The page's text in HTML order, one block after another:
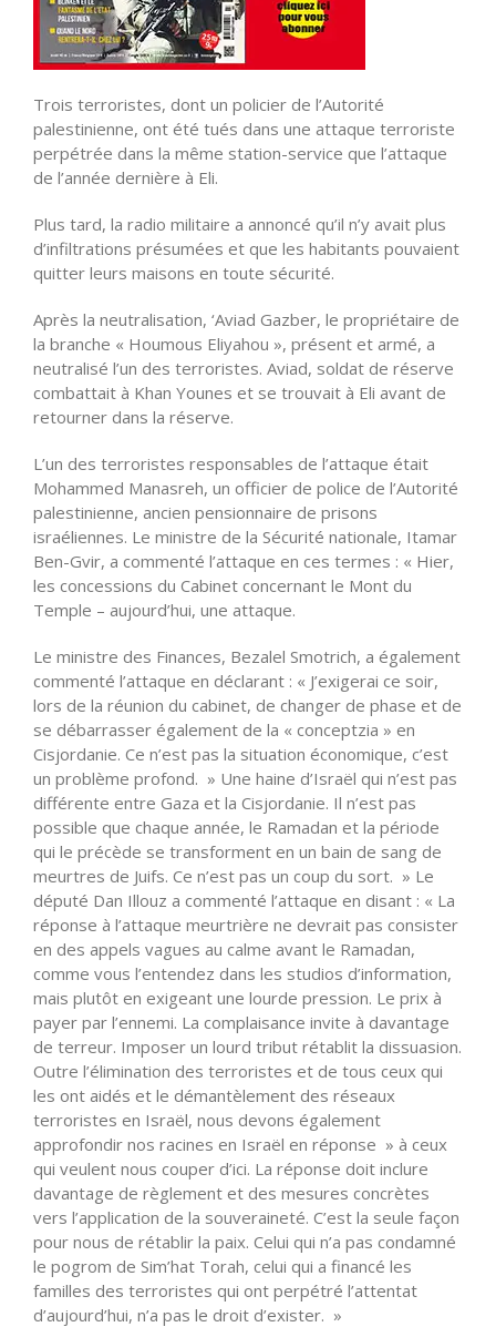
Trois terroristes, dont un policier de l’Autorité
palestinienne, ont été tués dans une attaque terroriste
perpétrée dans la même station-service que l’attaque
de l’année dernière à Eli.
Plus tard, la radio militaire a annoncé qu’il n’y avait plus
d’infiltrations présumées et que les habitants pouvaient
quitter leurs maisons en toute sécurité.
Après la neutralisation, ‘Aviad Gazber, le propriétaire de
la branche « Houmous Eliyahou », présent et armé, a
neutralisé l’un des terroristes. Aviad, soldat de réserve
combattait à Khan Younes et se trouvait à Eli avant de
retourner dans la réserve.
L’un des terroristes responsables de l’attaque était
Mohammed Manasreh, un officier de police de l’Autorité
palestinienne, ancien pensionnaire de prisons
israéliennes. Le ministre de la Sécurité nationale, Itamar
Ben-Gvir, a commenté l’attaque en ces termes : « Hier,
les concessions du Cabinet concernant le Mont du
Temple – aujourd’hui, une attaque.
Le ministre des Finances, Bezalel Smotrich, a également
commenté l’attaque en déclarant : « J’exigerai ce soir,
lors de la réunion du cabinet, de changer de phase et de
se débarrasser également de la « conceptzia » en
Cisjordanie. Ce n’est pas la situation économique, c’est
un problème profond. » Une haine d’Israël qui n’est pas
différente entre Gaza et la Cisjordanie. Il n’est pas
possible que chaque année, le Ramadan et la période
qui le précède se transforment en un bain de sang de
meurtres de Juifs. Ce n’est pas un coup du sort. » Le
député Dan Illouz a commenté l’attaque en disant : « La
réponse à l’attaque meurtrière ne devrait pas consister
en des appels vagues au calme avant le Ramadan,
comme vous l’entendez dans les studios d’information,
mais plutôt en exigeant une lourde pression. Le prix à
payer par l’ennemi. La complaisance invite à davantage
de terreur. Imposer un lourd tribut rétablit la dissuasion.
Outre l’élimination des terroristes et de tous ceux qui
les ont aidés et le démantèlement des réseaux
terroristes en Israël, nous devons également
approfondir nos racines en Israël en réponse » à ceux
qui veulent nous couper d’ici. La réponse doit inclure
davantage de règlement et des mesures concrètes
vers l’application de la souveraineté. C’est la seule façon
pour nous de rétablir la paix. Celui qui n’a pas condamné
le pogrom de Sim’hat Torah, celui qui a financé les
familles des terroristes qui ont perpétré l’attentat
d’aujourd’hui, n’a pas le droit d’exister. »